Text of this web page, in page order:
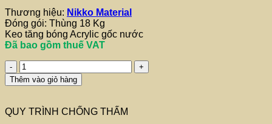
Thương hiệu: Nikko Material
Đóng gói: Thùng 18 Kg
Keo tăng bóng Acrylic gốc nước
Đã bao gồm thuế VAT
NIKKO
GLOSS
UP
Tăng
Thêm vào giỏ hàng
QUY TRÌNH CHỐNG THẤM